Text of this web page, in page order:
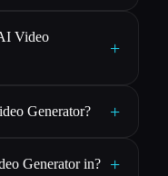
Video
+
Generator? +
Generator in? +